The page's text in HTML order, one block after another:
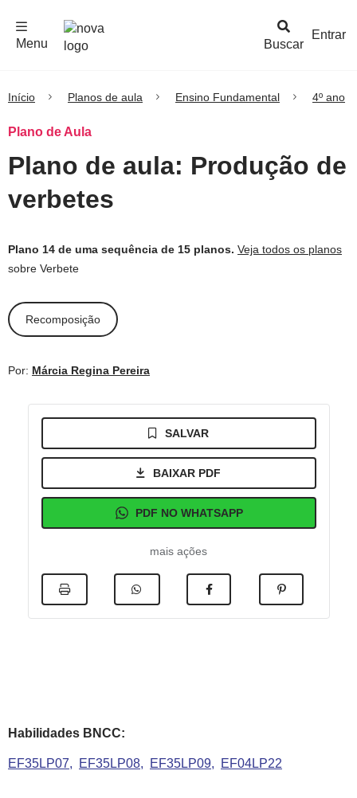
Buscar
Menu
Entrar
Início Planos de aula Ensino Fundamental 4º ano
Plano de Aula
Plano de aula: Produção de
verbetes
Plano 14 de uma sequência de 15 planos. Veja todos os planos
sobre Verbete
Recomposição
Por: Márcia Regina Pereira
SALVAR
BAIXAR PDF
PDF NO WHATSAPP
mais ações
Habilidades BNCC:
EF35LP07 EF35LP08 EF35LP09 EF04LP22